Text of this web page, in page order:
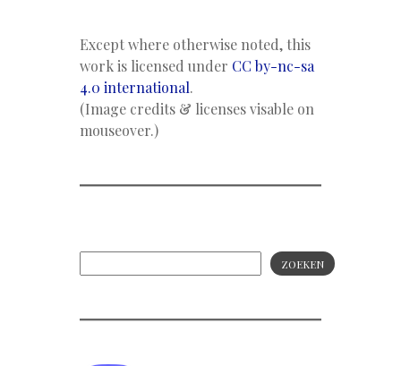
Except where otherwise noted, this
work is licensed under CC by-nc-sa
4.0 international.
(Image credits & licenses visable on
mouseover.)
ZOEKEN